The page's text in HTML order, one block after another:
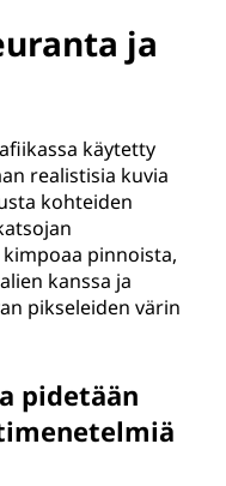
ja
käytetty
realistisia kuvia
kohteiden
pinnoista,
kanssa ja
pikseleiden värin
pidetään